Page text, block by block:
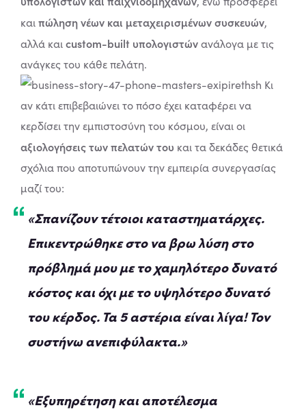
καιπώληση νέων και μεταχειρισμένων συσκευών,
αλλά καιcustom-built υπολογιστώνανάλογα με τις
ανάγκες του κάθε πελάτη.
Κι
αν κάτι επιβεβαιώνει το πόσο έχει καταφέρει να
κερδίσει την εμπιστοσύνη του κόσμου, είναι οι
αξιολογήσεις των πελατών του και τα δεκάδες θετικά
σχόλια που αποτυπώνουν την εμπειρία συνεργασίας
μαζί του:
«Σπανίζουν τέτοιοι καταστηματάρχες.
Επικεντρώθηκε στο να βρω λύση στο
πρόβλημά μου με το χαμηλότερο δυνατό
κόστος και όχι με το υψηλότερο δυνατό
του κέρδος. Τα 5 αστέρια είναι λίγα! Τον
συστήνω ανεπιφύλακτα.»
«Εξυπηρέτηση και αποτέλεσμα